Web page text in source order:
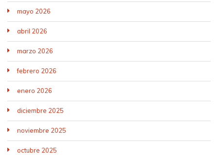
mayo 2026
abril 2026
marzo 2026
febrero 2026
enero 2026
diciembre 2025
noviembre 2025
octubre 2025